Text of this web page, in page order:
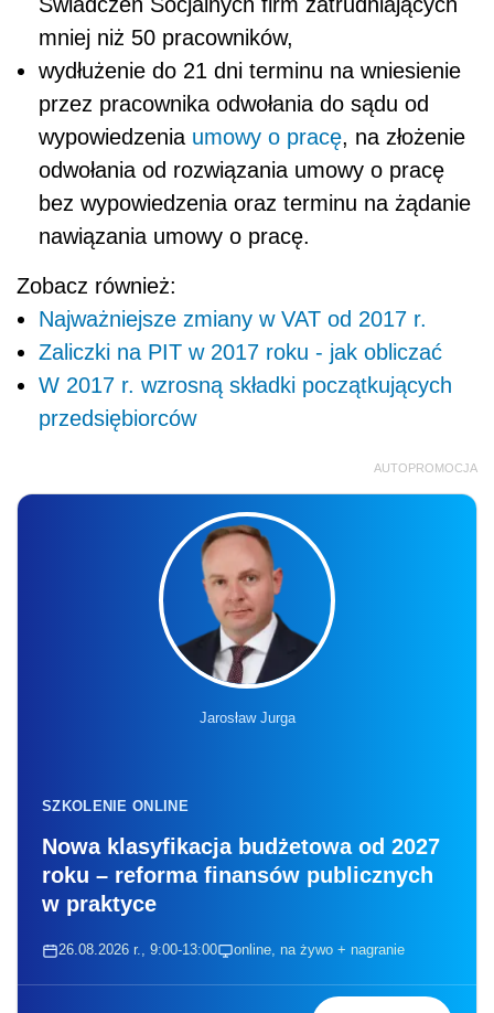
Świadczeń Socjalnych firm zatrudniających
mniej niż 50 pracowników,
wydłużenie do 21 dni terminu na wniesienie
przez pracownika odwołania do sądu od
wypowiedzenia umowy o pracę, na złożenie
odwołania od rozwiązania umowy o pracę
bez wypowiedzenia oraz terminu na żądanie
nawiązania umowy o pracę.
Zobacz również:
Najważniejsze zmiany w VAT od 2017 r.
Zaliczki na PIT w 2017 roku - jak obliczać
W 2017 r. wzrosną składki początkujących
przedsiębiorców
AUTOPROMOCJA
Jarosław Jurga
SZKOLENIE ONLINE
Nowa klasyfikacja budżetowa od 2027
roku – reforma finansów publicznych
w praktyce
26.08.2026 r., 9:00-13:00 online, na żywo + nagranie